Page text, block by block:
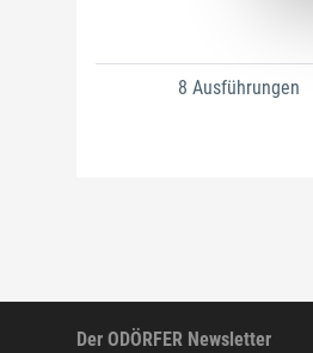
8 Ausführungen
Der ODÖRFER Newsletter